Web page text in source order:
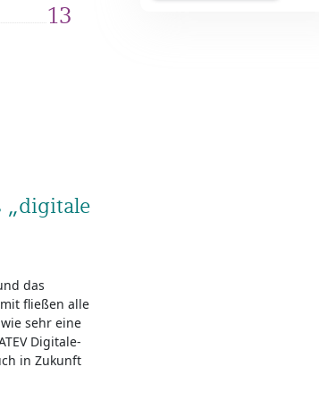
13
„digitale
das
fließen alle
sehr eine
Digitale-
in Zukunft